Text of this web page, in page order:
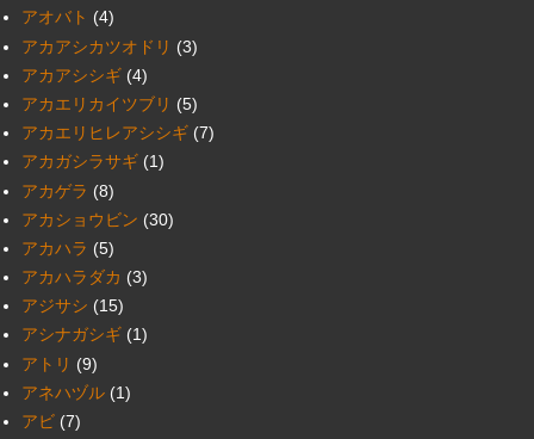
アオバト (4)
アカアシカツオドリ (3)
アカアシシギ (4)
アカエリカイツブリ (5)
アカエリヒレアシシギ (7)
アカガシラサギ (1)
アカゲラ (8)
アカショウビン (30)
アカハラ (5)
アカハラダカ (3)
アジサシ (15)
アシナガシギ (1)
アトリ (9)
アネハヅル (1)
アビ (7)